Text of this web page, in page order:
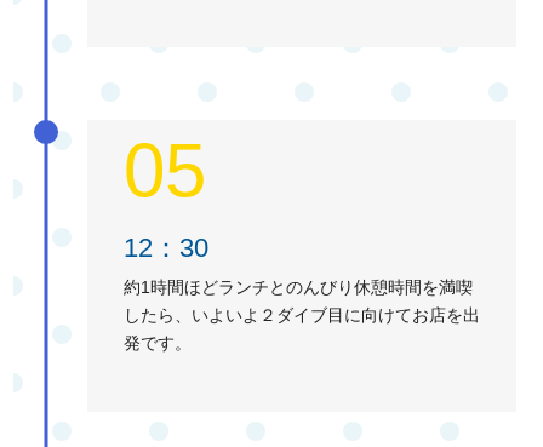
05
12：30
約1時間ほどランチとのんびり休憩時間を満喫
したら、いよいよ２ダイブ目に向けてお店を出
発です。